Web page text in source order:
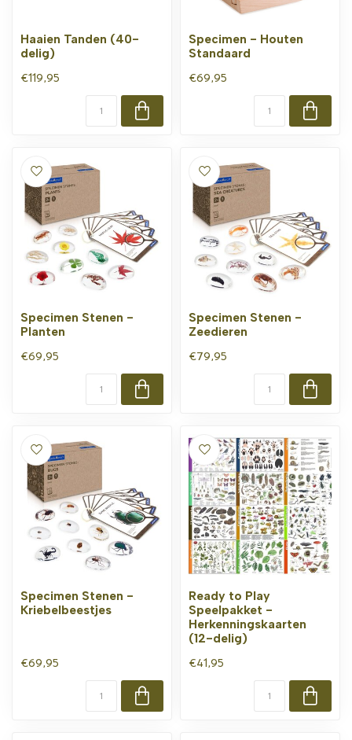
Haaien Tanden (40-
delig)
€119,95
Specimen - Houten
Standaard
€69,95
Specimen Stenen -
Planten
€69,95
Specimen Stenen -
Zeedieren
€79,95
Specimen Stenen -
Kriebelbeestjes
€69,95
Ready to Play
Speelpakket -
Herkenningskaarten
(12-delig)
€41,95